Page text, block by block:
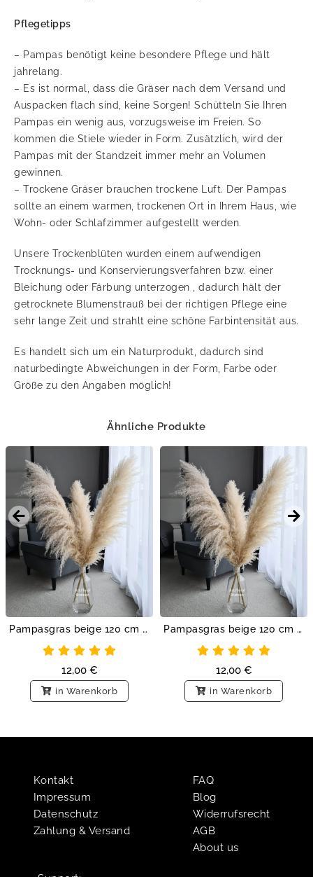
Pflegetipps
– Pampas benötigt keine besondere Pflege und hält
jahrelang.
– Es ist normal, dass die Gräser nach dem Versand und
Auspacken flach sind, keine Sorgen! Schütteln Sie Ihren
Pampas ein wenig aus, vorzugsweise im Freien. So
kommen die Stiele wieder in Form. Zusätzlich, wird der
Pampas mit der Standzeit immer mehr an Volumen
gewinnen.
– Trockene Gräser brauchen trockene Luft. Der Pampas
sollte an einem warmen, trockenen Ort in Ihrem Haus, wie
Wohn- oder Schlafzimmer aufgestellt werden.
Unsere Trockenblüten wurden einem aufwendigen
Trocknungs- und Konservierungsverfahren bzw. einer
Bleichung oder Färbung unterzogen , dadurch hält der
getrocknete Blumenstrauß bei der richtigen Pflege eine
sehr lange Zeit und strahlt eine schöne Farbintensität aus.
Es handelt sich um ein Naturprodukt, dadurch sind
naturbedingte Abweichungen in der Form, Farbe oder
Größe zu den Angaben möglich!
Ähnliche Produkte
Pampasgras beige 120 cm - size L
12,00 €
in Warenkorb
Pampasgras beige 120 cm - size L
12,00 €
in Warenkorb
Kontakt
Impressum
Datenschutz
Zahlung & Versand
FAQ
Blog
Widerrufsrecht
AGB
About us